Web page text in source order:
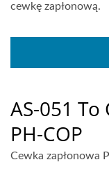
cewkę zapłonową.
AS-051 To
PH-COP
Cewka zapłonowa